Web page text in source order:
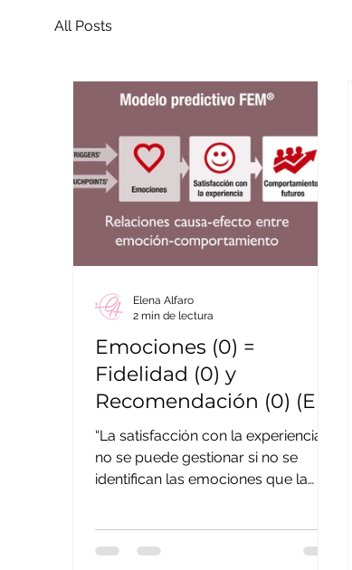
All Posts
Emociones (0) =
Fidelidad (0) y
Recomendación (0) (El
ABC del Return of
Experiences & Emotions
“La satisfacción con la experiencia
no se puede gestionar si no se
identifican las emociones que la
Elena Alfaro
2 min de lectura